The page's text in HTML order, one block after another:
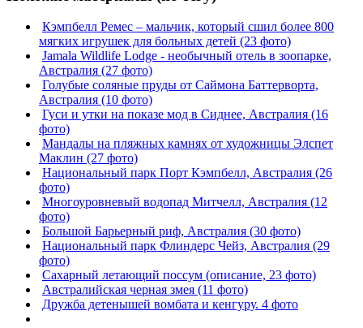
Кэмпбелл Ремес – мальчик, который сшил более 800
мягких игрушек для больных детей (23 фото)
Jamala Wildlife Lodge - необычный отель в зоопарке,
Австралия (27 фото)
Голубые соляные пруды от Саймона Баттерворта,
Австралия (10 фото)
Гуси и утки на показе мод в Сиднее, Австралия (16
фото)
Мандалы на пляжных камнях от художницы Элспет
Маклин (27 фото)
Национальный парк Порт Кэмпбелл, Австралия (26
фото)
Многоуровневый водопад Митчелл, Австралия (12
фото)
Большой Барьерный риф, Австралия (30 фото)
Национальный парк Флиндерс Чейз, Австралия (29
фото)
Сахарный летающий поссум (описание, 23 фото)
Австралийская черная змея (11 фото)
Дружба детенышей вомбата и кенгуру. 4 фото